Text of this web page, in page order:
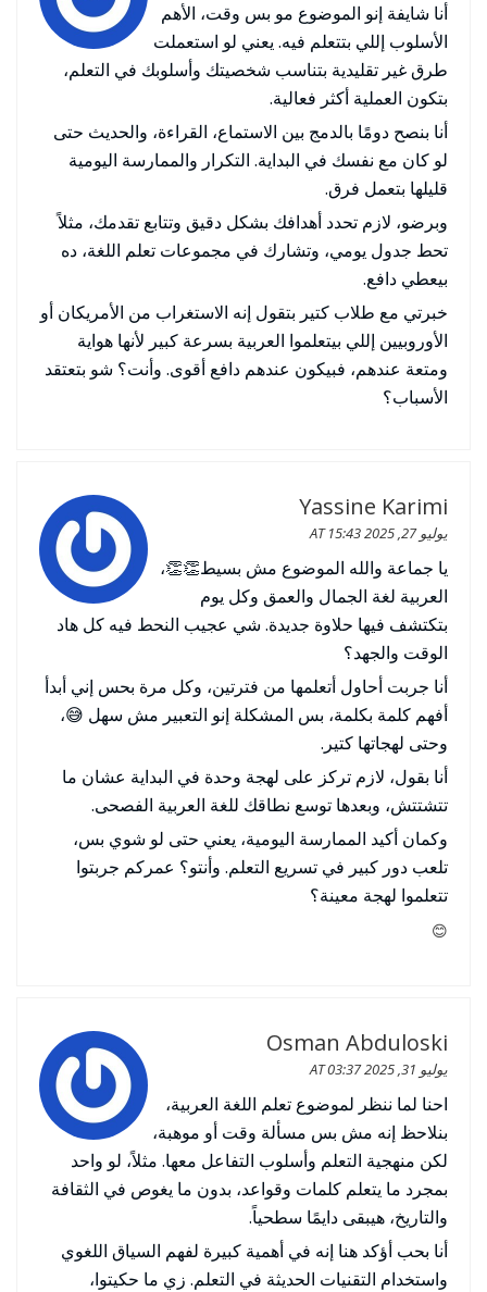
أنا شايفة إنو الموضوع مو بس وقت، الأهم
الأسلوب إللي بتتعلم فيه. يعني لو استعملت
طرق غير تقليدية بتناسب شخصيتك وأسلوبك في التعلم،
بتكون العملية أكثر فعالية.
أنا بنصح دومًا بالدمج بين الاستماع، القراءة، والحديث حتى
لو كان مع نفسك في البداية. التكرار والممارسة اليومية
قليلها بتعمل فرق.
وبرضو، لازم تحدد أهدافك بشكل دقيق وتتابع تقدمك، مثلاً
تحط جدول يومي، وتشارك في مجموعات تعلم اللغة، ده
بيعطي دافع.
خبرتي مع طلاب كتير بتقول إنه الاستغراب من الأمريكان أو
الأوروبيين إللي بيتعلموا العربية بسرعة كبير لأنها هواية
ومتعة عندهم، فبيكون عندهم دافع أقوى. وأنت؟ شو بتعتقد
الأسباب؟
Yassine Karimi
يوليو 27, 2025 AT 15:43
يا جماعة والله الموضوع مش بسيط👏👏،
العربية لغة الجمال والعمق وكل يوم
بتكتشف فيها حلاوة جديدة. شي عجيب النحط فيه كل هاد
الوقت والجهد؟
أنا جربت أحاول أتعلمها من فترتين، وكل مرة بحس إني أبدأ
أفهم كلمة بكلمة، بس المشكلة إنو التعبير مش سهل 😅،
وحتى لهجاتها كتير.
أنا بقول، لازم تركز على لهجة وحدة في البداية عشان ما
تتشتتش، وبعدها توسع نطاقك للغة العربية الفصحى.
وكمان أكيد الممارسة اليومية، يعني حتى لو شوي بس،
تلعب دور كبير في تسريع التعلم. وأنتو؟ عمركم جربتوا
تتعلموا لهجة معينة؟
😊
Osman Abduloski
يوليو 31, 2025 AT 03:37
احنا لما ننظر لموضوع تعلم اللغة العربية،
بنلاحظ إنه مش بس مسألة وقت أو موهبة،
لكن منهجية التعلم وأسلوب التفاعل معها. مثلاً، لو واحد
بمجرد ما يتعلم كلمات وقواعد، بدون ما يغوص في الثقافة
والتاريخ، هيبقى دايمًا سطحياً.
أنا بحب أؤكد هنا إنه في أهمية كبيرة لفهم السياق اللغوي
واستخدام التقنيات الحديثة في التعلم. زي ما حكيتوا،